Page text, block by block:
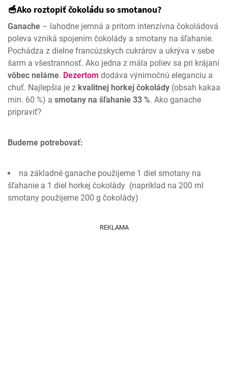
🥣Ako roztopiť čokoládu so smotanou?
Ganache – lahodne jemná a pritom intenzívna čokoládová
poleva vzniká spojením čokolády a smotany na šľahanie.
Pochádza z dielne francúzskych cukrárov a ukrýva v sebe
šarm a všestrannosť. Ako jedna z mála poliev sa pri krájaní
vôbec neláme. Dezertom dodáva výnimočnú eleganciu a
chuť. Najlepšia je z kvalitnej horkej čokolády (obsah kakaa
min. 60 %) a smotany na šľahanie 33 %. Ako ganache
pripraviť?
Budeme potrebovať:
na základné ganache použijeme 1 diel smotany na
šľahanie a 1 diel horkej čokolády (napríklad na 200 ml
smotany použijeme 200 g čokolády)
REKLAMA